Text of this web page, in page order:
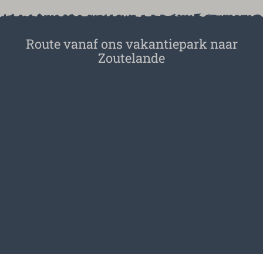
Route vanaf ons vakantiepark naar
Zoutelande